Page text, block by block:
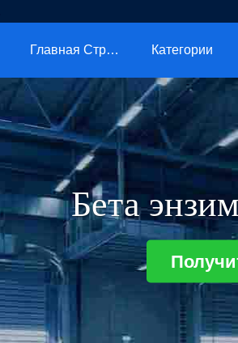
Главная Страница Категории
Бета